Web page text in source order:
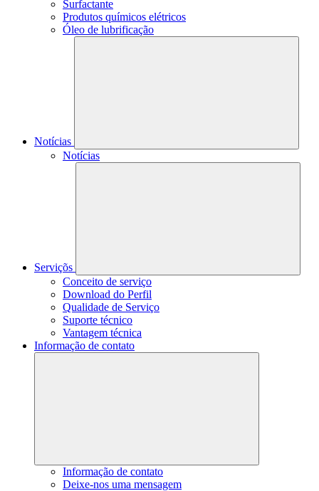
Surfactante
Produtos químicos elétricos
Óleo de lubrificação
Notícias
Notícias
Serviçõs
Conceito de serviço
Download do Perfil
Qualidade de Serviço
Suporte técnico
Vantagem técnica
Informação de contato
Informação de contato
Deixe-nos uma mensagem